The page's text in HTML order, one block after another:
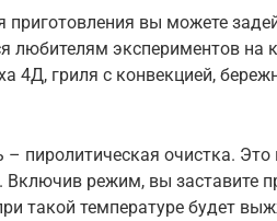
вы можете
любителям экспериментов на
4Д, гриля с конвекцией,
пиролитическая очистка.
режим, вы заставите
такой температуре будет